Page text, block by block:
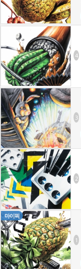
4
3
2
마이픽
1